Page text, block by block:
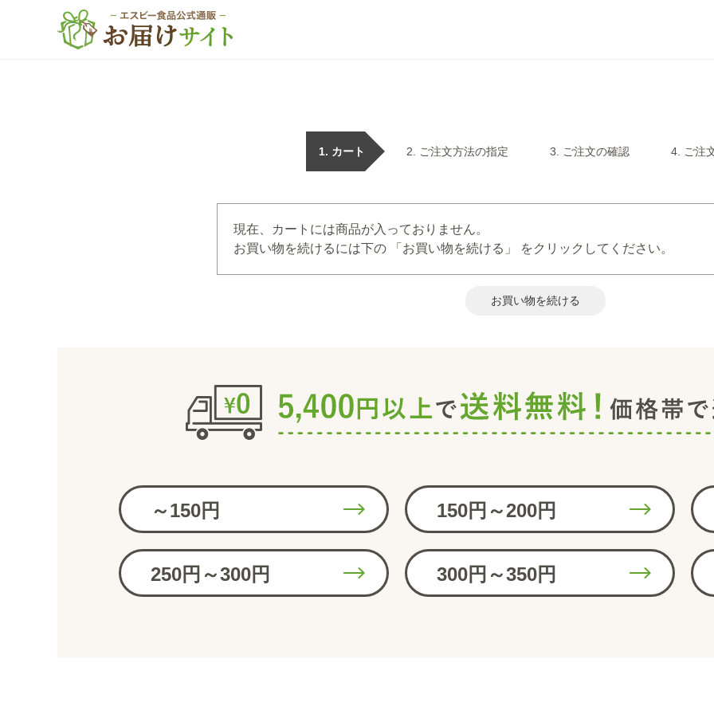
カート ご注文方法の指定 ご注文の確認 ご注
現在、カートには商品が入っておりません。
お買い物を続けるには下の 「お買い物を続ける」 をクリックしてください。
～150円 150円～200円
250円～300円 300円～350円